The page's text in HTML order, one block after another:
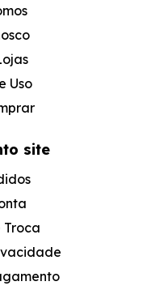
Uso
site
Troca